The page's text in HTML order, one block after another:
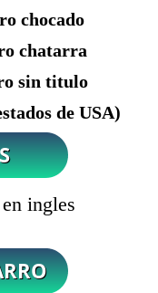
chocado
chatarra
sin titulo
de USA)
ingles